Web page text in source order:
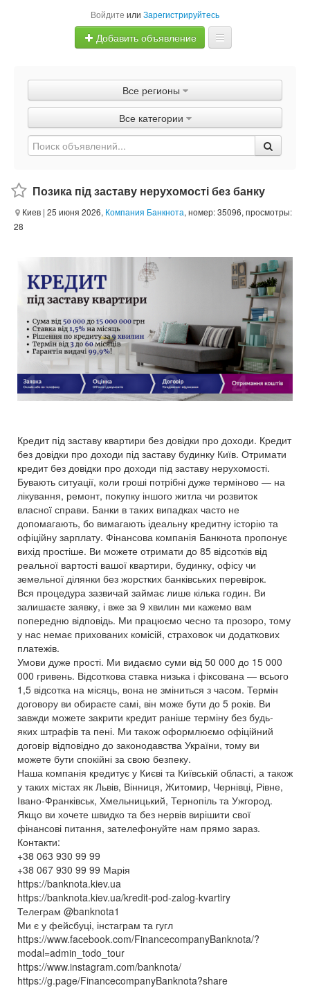
Войдите или Зарегистрируйтесь
Добавить объявление
Объявления
Быстрая продажа
Все регионы
Все категории
Позика під заставу нерухомості без банку
Киев | 25 июня 2026, Компания Банкнота, номер: 35096, просмотры:
28
Кредит під заставу квартири без довідки про доходи. Кредит
без довідки про доходи під заставу будинку Київ. Отримати
кредит без довідки про доходи під заставу нерухомості.
Бувають ситуації, коли гроші потрібні дуже терміново — на
лікування, ремонт, покупку іншого житла чи розвиток
власної справи. Банки в таких випадках часто не
допомагають, бо вимагають ідеальну кредитну історію та
офіційну зарплату. Фінансова компанія Банкнота пропонує
вихід простіше. Ви можете отримати до 85 відсотків від
реальної вартості вашої квартири, будинку, офісу чи
земельної ділянки без жорстких банківських перевірок.
Вся процедура зазвичай займає лише кілька годин. Ви
залишаєте заявку, і вже за 9 хвилин ми кажемо вам
попередню відповідь. Ми працюємо чесно та прозоро, тому
у нас немає прихованих комісій, страховок чи додаткових
платежів.
Умови дуже прості. Ми видаємо суми від 50 000 до 15 000
000 гривень. Відсоткова ставка низька і фіксована — всього
1,5 відсотка на місяць, вона не зміниться з часом. Термін
договору ви обираєте самі, він може бути до 5 років. Ви
завжди можете закрити кредит раніше терміну без будь-
яких штрафів та пені. Ми також оформлюємо офіційний
договір відповідно до законодавства України, тому ви
можете бути спокійні за свою безпеку.
Наша компанія кредитує у Києві та Київській області, а також
у таких містах як Львів, Вінниця, Житомир, Чернівці, Рівне,
Івано-Франківськ, Хмельницький, Тернопіль та Ужгород.
Якщо ви хочете швидко та без нервів вирішити свої
фінансові питання, зателефонуйте нам прямо зараз.
Контакти:
+38 063 930 99 99
+38 067 930 99 99 Марія
https://banknota.kiev.ua
https://banknota.kiev.ua/kredit-pod-zalog-kvartiry
Телеграм @banknota1
Ми є у фейсбуці, інстаграм та гугл
https://www.facebook.com/FinancecompanyBanknota/?
modal=admin_todo_tour
https://www.instagram.com/banknota/
https://g.page/FinancecompanyBanknota?share